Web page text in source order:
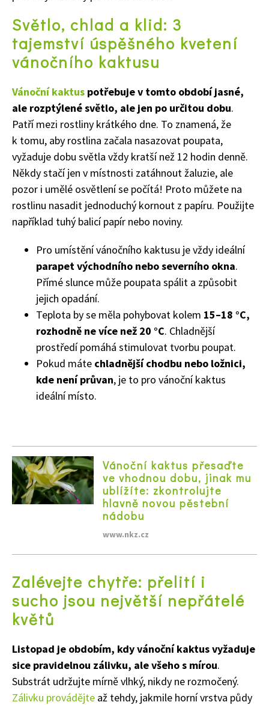
Světlo, chlad a klid: 3
tajemství úspěšného kvetení
vánočního kaktusu
Vánoční kaktus potřebuje v tomto období jasné,
ale rozptýlené světlo, ale jen po určitou dobu.
Patří mezi rostliny krátkého dne. To znamená, že
k tomu, aby rostlina začala nasazovat poupata,
vyžaduje dobu světla vždy kratší než 12 hodin denně.
Někdy stačí jen v místnosti zatáhnout žaluzie, ale
pozor i umělé osvětlení se počítá! Proto můžete na
rostlinu nasadit jednoduchý kornout z papíru. Použijte
například tuhý balicí papír nebo noviny.
Pro umístění vánočního kaktusu je vždy ideální
parapet východního nebo severního okna.
Přímé slunce může poupata spálit a způsobit
jejich opadání.
Teplota by se měla pohybovat kolem 15–18 °C,
rozhodně ne více než 20 °C. Chladnější
prostředí pomáhá stimulovat tvorbu poupat.
Pokud máte chladnější chodbu nebo ložnici,
kde není průvan, je to pro vánoční kaktus
ideální místo.
Vánoční kaktus přesaďte
ve vhodnou dobu, jinak mu
ublížíte: zkontrolujte
hlavně novou pěstební
nádobu
www.nkz.cz
Zalévejte chytře: přelití i
sucho jsou největší nepřátelé
květů
Listopad je obdobím, kdy vánoční kaktus vyžaduje
sice pravidelnou zálivku, ale všeho s mírou.
Substrát udržujte mírně vlhký, nikdy ne rozmočený.
Zálivku provádějte až tehdy, jakmile horní vrstva půdy